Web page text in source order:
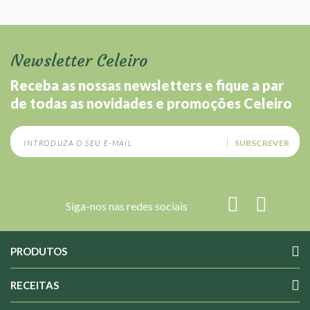
hepática, auxiliando nas funções normais do fígado.
Não contém sacarose, uso tolerado por diabéticos.
Newsletter Celeiro
Receba as nossas newsletters e fique a par
de todas as novidades e promoções Celeiro
SUBSCREVER
Siga-nos nas redes sociais
PRODUTOS
RECEITAS